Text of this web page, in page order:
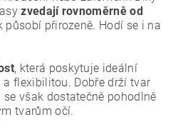
zvedají rovnoměrně od
působí přirozeně. Hodí se i na
, která poskytuje ideální
flexibilitou. Dobře drží tvar
se však dostatečně pohodlně
tvarům očí.